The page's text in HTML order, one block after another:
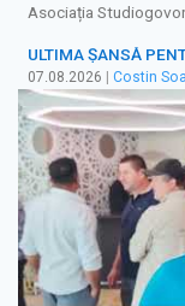
Asociația
ULTIMA ȘANSĂ
07.08.2026 | Costin